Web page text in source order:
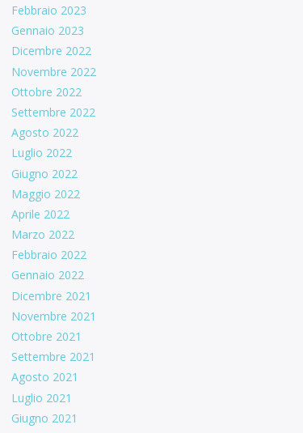
Febbraio 2023
Gennaio 2023
Dicembre 2022
Novembre 2022
Ottobre 2022
Settembre 2022
Agosto 2022
Luglio 2022
Giugno 2022
Maggio 2022
Aprile 2022
Marzo 2022
Febbraio 2022
Gennaio 2022
Dicembre 2021
Novembre 2021
Ottobre 2021
Settembre 2021
Agosto 2021
Luglio 2021
Giugno 2021